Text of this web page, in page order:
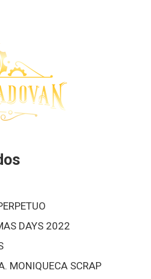
DAYS 2022
MONIQUECA SCRAP